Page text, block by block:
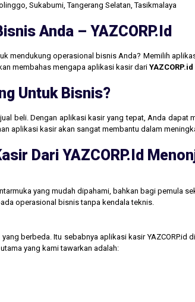
Sukabumi, Tangerang Selatan, Tasikmalaya
Anda – YAZCORP.id
mendukung operasional bisnis Anda? Memilih
membahas mengapa aplikasi kasir dari YAZCORP.id
Untuk Bisnis?
beli. Dengan aplikasi kasir yang tepat, Anda
aplikasi kasir akan sangat membantu dalam
Dari YAZCORP.id
yang mudah dipahami, bahkan bagi pemula
operasional bisnis tanpa kendala teknis.
berbeda. Itu sebabnya aplikasi kasir
yang kami tawarkan adalah: